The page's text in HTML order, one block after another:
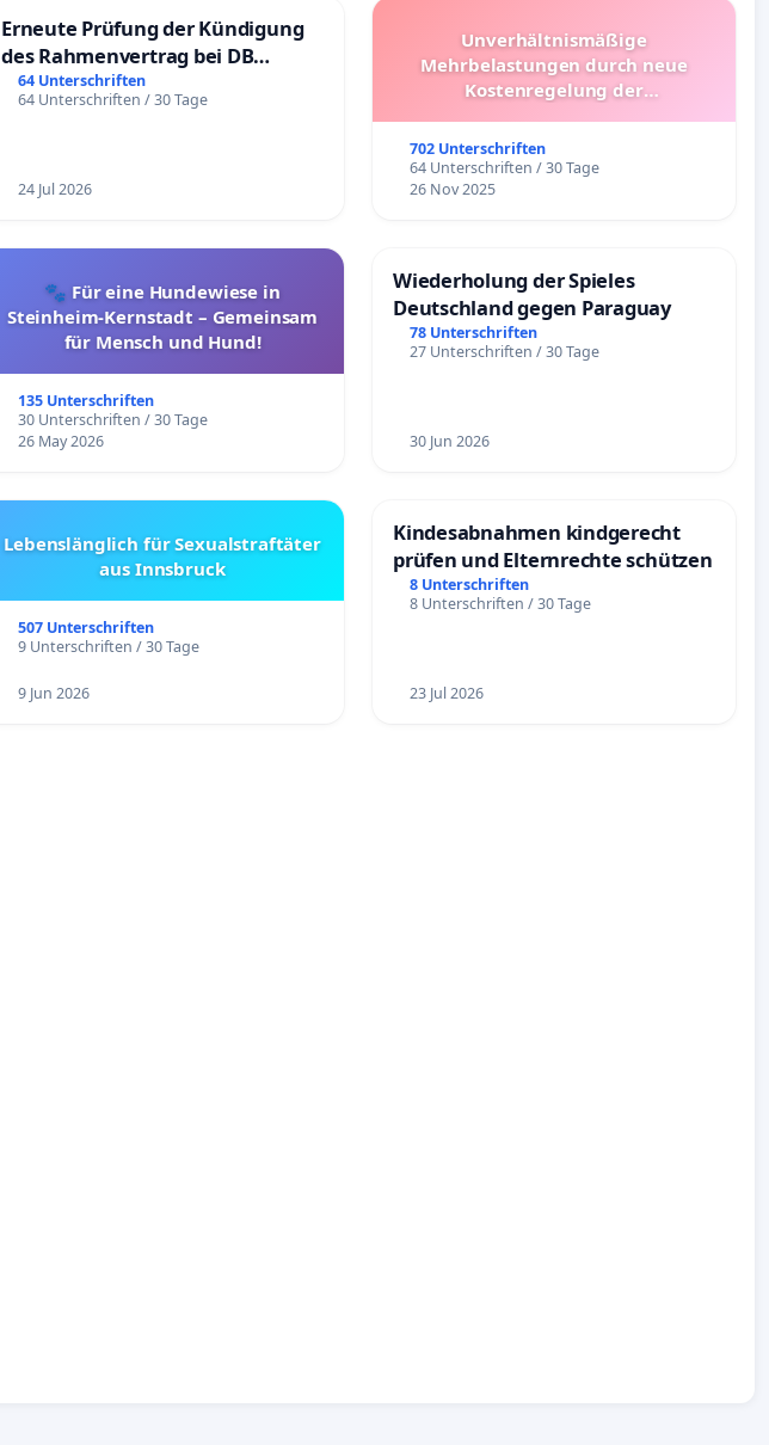
Erneute Prüfung der Kündigung
des Rahmenvertrag bei DB
Fahrwegdienste Gmbh
64 Unterschriften
64 Unterschriften / 30 Tage
24 Jul 2026
Unverhältnismäßige
Mehrbelastungen durch neue
Kostenregelung der
Überprüfung und Alternativen
702 Unterschriften
64 Unterschriften / 30 Tage
26 Nov 2025
🐾 Für eine Hundewiese in
Steinheim-Kernstadt – Gemeinsam
für Mensch und Hund!
135 Unterschriften
30 Unterschriften / 30 Tage
26 May 2026
Wiederholung der Spieles
Deutschland gegen Paraguay
78 Unterschriften
27 Unterschriften / 30 Tage
30 Jun 2026
Lebenslänglich für Sexualstraftäter
aus Innsbruck
507 Unterschriften
9 Unterschriften / 30 Tage
9 Jun 2026
Kindesabnahmen kindgerecht
prüfen und Elternrechte schützen
8 Unterschriften
8 Unterschriften / 30 Tage
23 Jul 2026